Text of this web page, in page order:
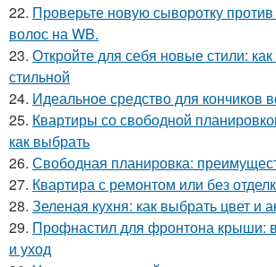
22. Проверьте новую сыворотку
волос на WB.
23. Откройте для себя новые стили: как
стильной
24. Идеальное средство для кончиков
25. Квартиры со свободной
как выбрать
26. Свободная планировка:
27. Квартира с ремонтом или без
28. Зеленая кухня: как выбрать цвет и
29. Профнастил для фронтона крыши:
и уход